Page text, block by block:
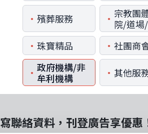
• 殯葬服務 • 宗教團
院/道場
• 珠寶精品 • 社團商
• 政府機構/非
牟利機構
• 其他服
聯絡資料，刊登廣告享優惠